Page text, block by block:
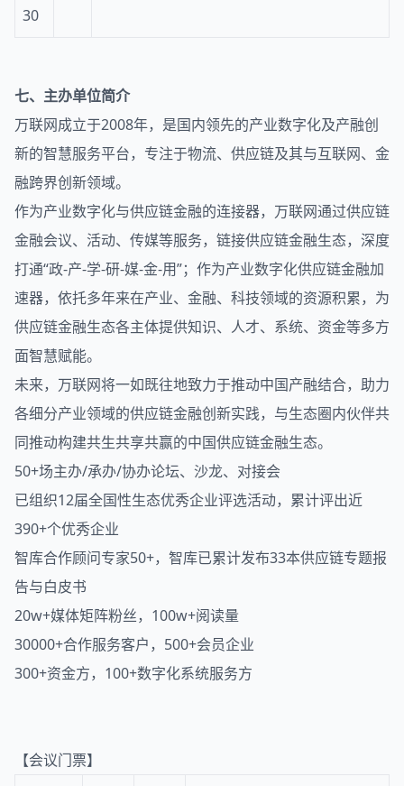
30
七、主办单位简介
万联网成立于2008年，是国内领先的产业数字化及产融创
新的智慧服务平台，专注于物流、供应链及其与互联网、金
融跨界创新领域。
作为产业数字化与供应链金融的连接器，万联网通过供应链
金融会议、活动、传媒等服务，链接供应链金融生态，深度
打通“政-产-学-研-媒-金-用”；作为产业数字化供应链金融加
速器，依托多年来在产业、金融、科技领域的资源积累，为
供应链金融生态各主体提供知识、人才、系统、资金等多方
面智慧赋能。
未来，万联网将一如既往地致力于推动中国产融结合，助力
各细分产业领域的供应链金融创新实践，与生态圈内伙伴共
同推动构建共生共享共赢的中国供应链金融生态。
50+场主办/承办/协办论坛、沙龙、对接会
已组织12届全国性生态优秀企业评选活动，累计评出近
390+个优秀企业
智库合作顾问专家50+，智库已累计发布33本供应链专题报
告与白皮书
20w+媒体矩阵粉丝，100w+阅读量
30000+合作服务客户，500+会员企业
300+资金方，100+数字化系统服务方
【会议门票】